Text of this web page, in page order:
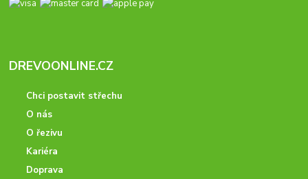
DREVOONLINE.CZ
Chci postavit střechu
O nás
O řezivu
Kariéra
Doprava